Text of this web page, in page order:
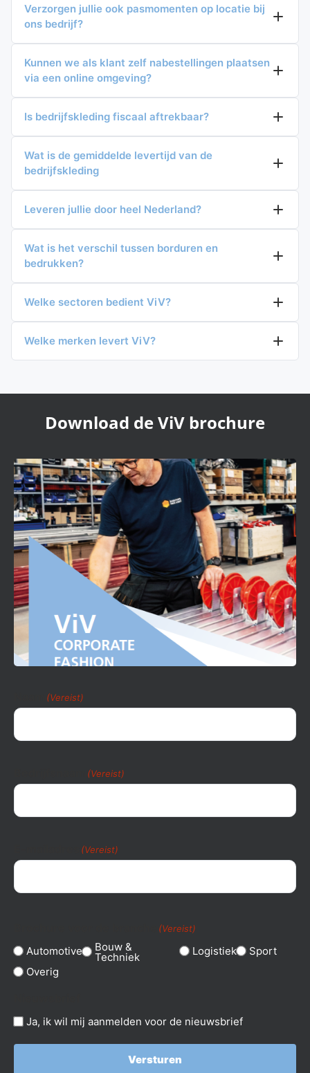
Verzorgen jullie ook pasmomenten op locatie bij
ons bedrijf?
Kunnen we als klant zelf nabestellingen plaatsen
via een online omgeving?
Is bedrijfskleding fiscaal aftrekbaar?
Wat is de gemiddelde levertijd van de
bedrijfskleding
Leveren jullie door heel Nederland?
Wat is het verschil tussen borduren en
bedrukken?
Welke sectoren bedient ViV?
Welke merken levert ViV?
Download de ViV brochure
(Vereist)
(Vereist)
(Vereist)
(Vereist)
Automotive Bouw &
Techniek Logistiek
Sport
Overig
Ja, ik wil mij aanmelden voor de nieuwsbrief
Versturen